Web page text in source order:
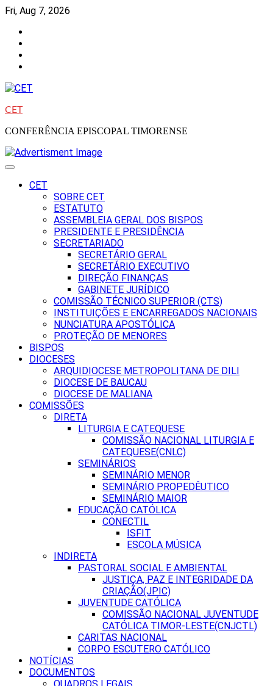
Skip
content
Fri, Aug 7, 2026
CET
CONFERÊNCIA EPISCOPAL TIMORENSE
CET
SOBRE CET
ESTATUTO
ASSEMBLEIA GERAL DOS BISPOS
PRESIDENTE E PRESIDÊNCIA
SECRETARIADO
SECRETÁRIO GERAL
SECRETÁRIO EXECUTIVO
DIREÇÃO FINANÇAS
GABINETE JURÍDICO
COMISSÃO TÉCNICO SUPERIOR (CTS)
INSTITUIÇÕES E ENCARREGADOS NACIONAIS
NUNCIATURA APOSTÓLICA
PROTEÇÃO DE MENORES
BISPOS
DIOCESES
ARQUIDIOCESE METROPOLITANA DE DILI
DIOCESE DE BAUCAU
DIOCESE DE MALIANA
COMISSÕES
DIRETA
LITURGIA E CATEQUESE
COMISSÃO NACIONAL LITURGIA E
CATEQUESE(CNLC)
SEMINÁRIOS
SEMINÁRIO MENOR
SEMINÁRIO PROPEDÊUTICO
SEMINÁRIO MAIOR
EDUCAÇÃO CATÓLICA
CONECTIL
ISFIT
ESCOLA MÚSICA
INDIRETA
PASTORAL SOCIAL E AMBIENTAL
JUSTIÇA, PAZ E INTEGRIDADE DA
CRIAÇÃO(JPIC)
JUVENTUDE CATÓLICA
COMISSÃO NACIONAL JUVENTUDE
CATÓLICA TIMOR-LESTE(CNJCTL)
CARITAS NACIONAL
CORPO ESCUTERO CATÓLICO
NOTÍCIAS
DOCUMENTOS